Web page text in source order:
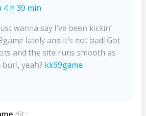
4 h 39 min
wanna say I’ve been kickin’
lately and it’s not bad! Got
and the site runs smooth as
yeah? kk99game